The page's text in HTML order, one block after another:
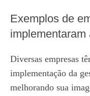
Exemplos de
Diversas empresas
implementação da
melhorando sua